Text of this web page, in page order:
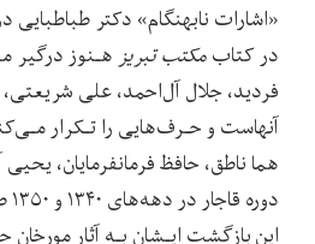
«اشارات نابهنگام» دکتر طباطبایی
در کتابمکتب تبریز هـنوز درگیر
فردید، جلال آل‌احمد، علی
آنهاست و حـرف‌هایی را تـکرار
هما ناطق، حافظ فرمانفرمایان،
این بازگشت ایـشان‌ ‌بـه آثار